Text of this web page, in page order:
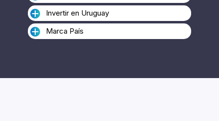
Invertir en Uruguay
Marca País